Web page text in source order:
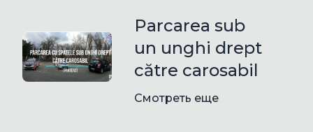
Parcarea sub
un unghi drept
către carosabil
Смотреть еще